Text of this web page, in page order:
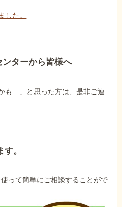
した。
ターから皆様へ
も…」と思った方は、是非ご連
。
って簡単にご相談することがで